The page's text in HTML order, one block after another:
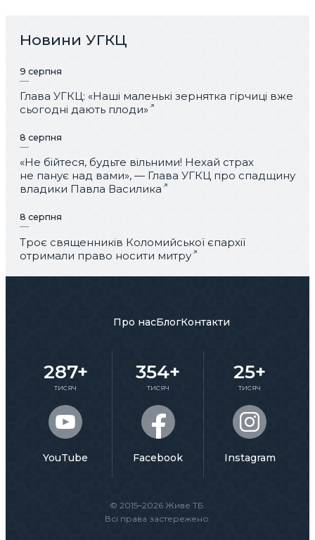
Новини УГКЦ
9 серпня
Глава УГКЦ: «Наші маленькі зернятка гірчиці вже
сьогодні дають плоди»
8 серпня
«Не бійтеся, будьте вільними! Нехай страх
не панує над вами», — Глава УГКЦ про спадщину
владики Павла Василика
8 серпня
Троє священників Коломийської єпархії
отримали право носити митру
© 2015–2026 Живе ТБ.
Всі права застережено.
Про насБлогКонтакти
287+
тисяч
YouTube
354+
тисяч
Facebook
25+
тисяч
Instagram